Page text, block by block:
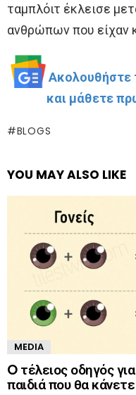
ταμπλόιτ έκλεισε
ανθρώπων που είχαν
Ακολουθήστε
και μάθετε
BLOGS
YOU MAY ALSO LIKE
MEDIA
O τέλειος οδηγός
παιδιά που θα κάνετε